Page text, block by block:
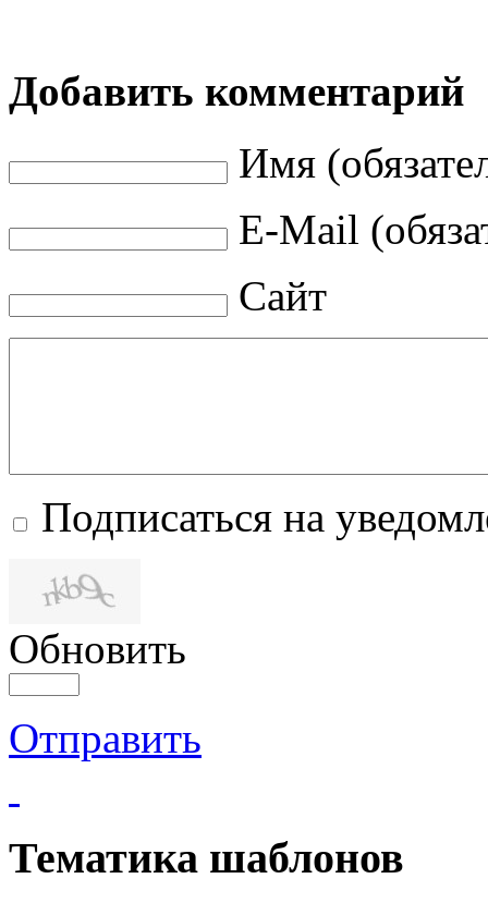
Добавить комментарий
Имя
E-Mail
Сайт
Подписаться на
Обновить
Отправить
Тематика шаблонов